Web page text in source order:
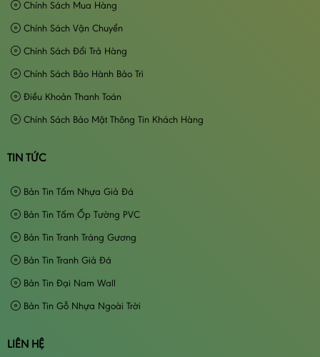
Chính Sách Mua Hàng
Chính Sách Vận Chuyển
Chính Sách Đổi Trả Hàng
Chính Sách Bảo Hành Bảo Trì
Điều Khoản Thanh Toán
Chính Sách Bảo Mật Thông Tin Khách Hàng
TIN TỨC
Bản Tin Tấm Nhựa Giả Đá
Bản Tin Tấm Ốp Tường PVC
Bản Tin Tranh Tráng Gương
Bản Tin Tranh Giả Đá
Bản Tin Đại Nam Wall
Bản Tin Gỗ Nhựa Ngoài Trời
LIÊN HỆ